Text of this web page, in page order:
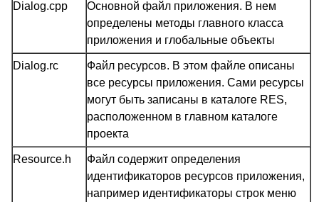
Dialog.cpp
Основной файл приложения. В нем
определены методы главного класса
приложения и глобальные объекты
Dialog.rc
Файл ресурсов. В этом файле описаны
все ресурсы приложения. Сами ресурсы
могут быть записаны в каталоге RES,
расположенном в главном каталоге
проекта
Resource.h
Файл содержит определения
идентификаторов ресурсов приложения,
например идентификаторы строк меню